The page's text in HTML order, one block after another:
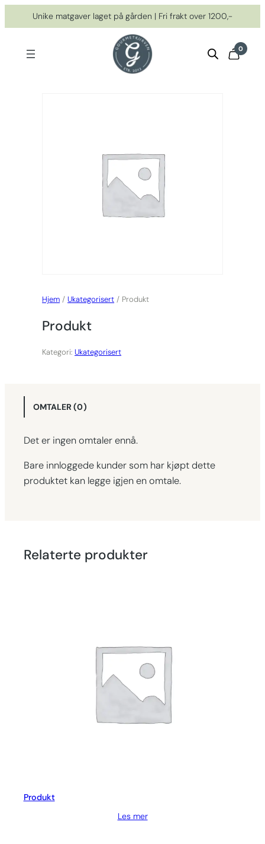
til
Unike matgaver laget på gården | Fri frakt over 1200,-
0
Hjem /Ukategorisert / Produkt
Produkt
Kategori:Ukategorisert
OMTALER (0)
Det er ingen omtaler ennå.
Bare innloggede kunder som har kjøpt dette
produktet kan legge igjen en omtale.
Relaterte produkter
Produkt
Les mer